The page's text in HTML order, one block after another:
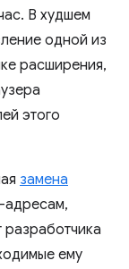
В худшем
одной из
расширения,
этого
замена
адресам,
разработчика
ему